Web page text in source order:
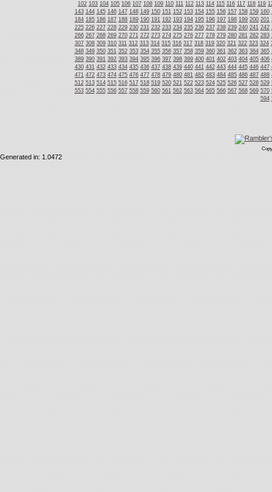
102 103 104 105 106 107 108 109 110 111 112 113 114 115 116 117 118 119
143 144 145 146 147 148 149 150 151 152 153 154 155 156 157 158 159 160
184 185 186 187 188 189 190 191 192 193 194 195 196 197 198 199 200 201
225 226 227 228 229 230 231 232 233 234 235 236 237 238 239 240 241 242
266 267 268 269 270 271 272 273 274 275 276 277 278 279 280 281 282 283
307 308 309 310 311 312 313 314 315 316 317 318 319 320 321 322 323 324
348 349 350 351 352 353 354 355 356 357 358 359 360 361 362 363 364 365
389 390 391 392 393 394 395 396 397 398 399 400 401 402 403 404 405 406
430 431 432 433 434 435 436 437 438 439 440 441 442 443 444 445 446 447
471 472 473 474 475 476 477 478 479 480 481 482 483 484 485 486 487 488
512 513 514 515 516 517 518 519 520 521 522 523 524 525 526 527 528 529
553 554 555 556 557 558 559 560 561 562 563 564 565 566 567 568 569 570
594
Generated in: 1.0472